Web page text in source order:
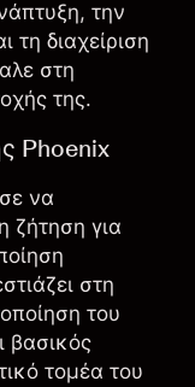
την
τη διαχείριση
στη
της.
Phoenix
να
ζήτηση για
στη
του
βασικός
τομέα του